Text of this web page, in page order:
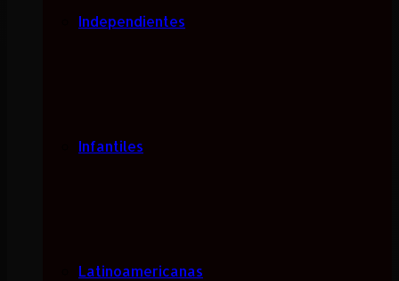
Independientes
Infantiles
Latinoamericanas